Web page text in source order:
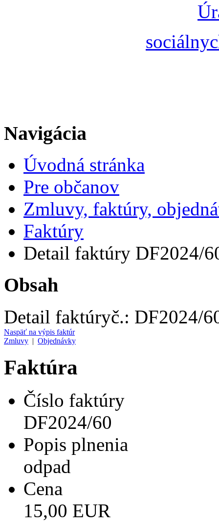
Navigácia
Úvodná stránka
Pre občanov
Zmluvy, faktúry,
Faktúry
Detail faktúry DF2024/
Obsah
Detail faktúryč.: DF2024/
Naspäť na výpis faktúr
Zmluvy | Objednávky
Faktúra
Číslo faktúry
DF2024/60
Popis plnenia
odpad
Cena
15,00 EUR